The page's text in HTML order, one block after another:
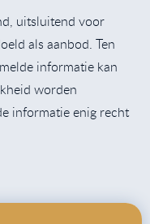
uitsluitend voor
als aanbod. Ten
informatie kan
worden
informatie enig recht